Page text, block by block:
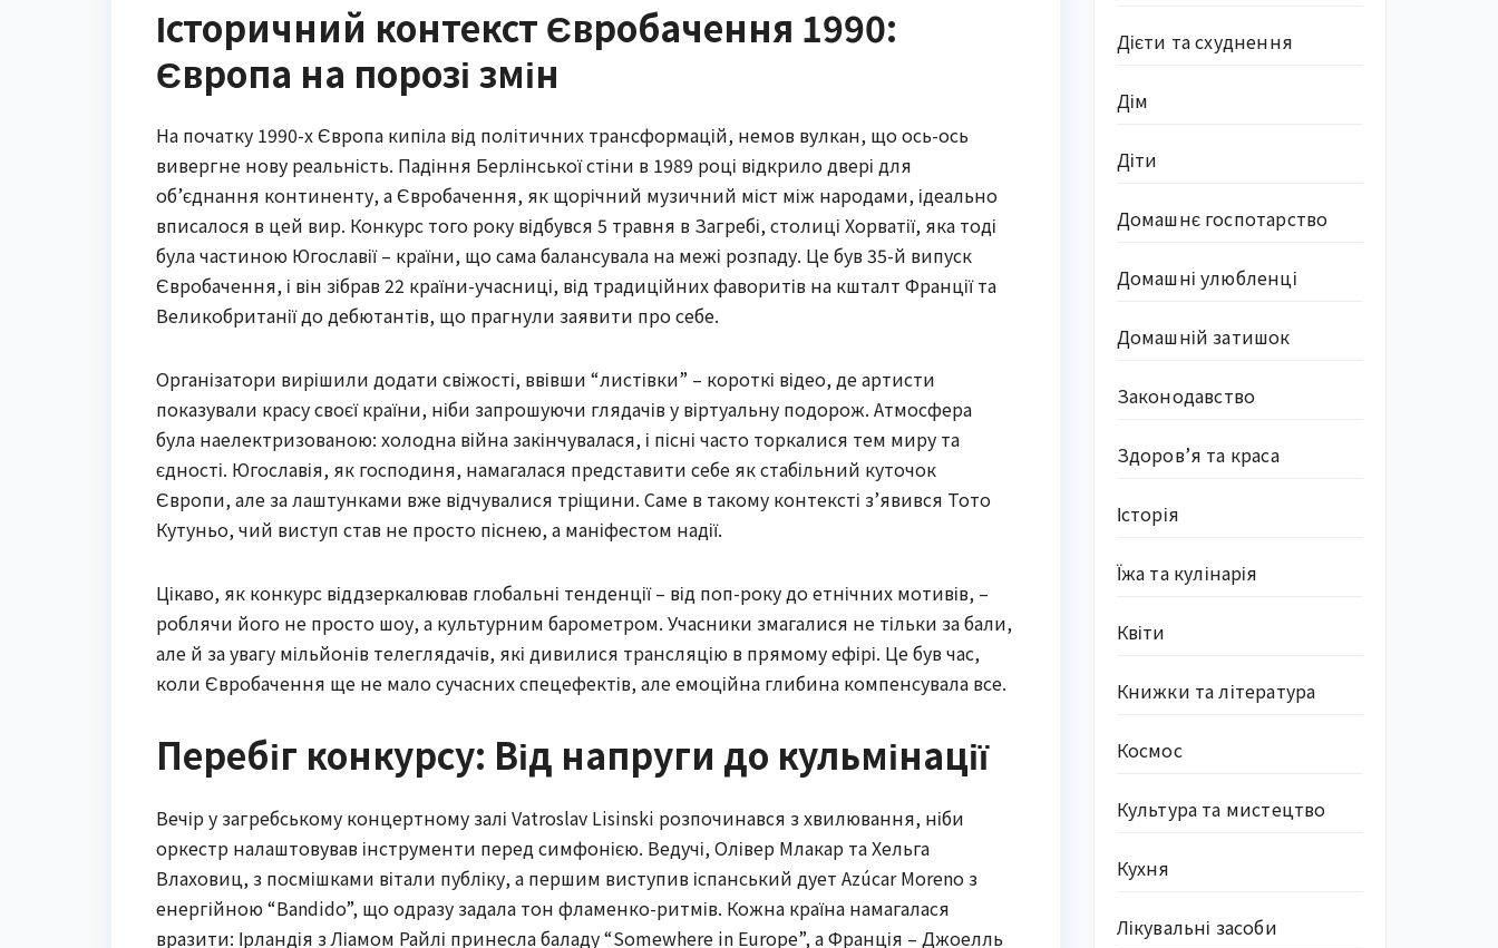
Історичний контекст Євробачення 1990:
Європа на порозі змін
На початку 1990-х Європа кипіла від політичних трансформацій, немов вулкан, що ось-ось
вивергне нову реальність. Падіння Берлінської стіни в 1989 році відкрило двері для
об’єднання континенту, а Євробачення, як щорічний музичний міст між народами, ідеально
вписалося в цей вир. Конкурс того року відбувся 5 травня в Загребі, столиці Хорватії, яка тоді
була частиною Югославії – країни, що сама балансувала на межі розпаду. Це був 35-й випуск
Євробачення, і він зібрав 22 країни-учасниці, від традиційних фаворитів на кшталт Франції та
Великобританії до дебютантів, що прагнули заявити про себе.
Організатори вирішили додати свіжості, ввівши “листівки” – короткі відео, де артисти
показували красу своєї країни, ніби запрошуючи глядачів у віртуальну подорож. Атмосфера
була наелектризованою: холодна війна закінчувалася, і пісні часто торкалися тем миру та
єдності. Югославія, як господиня, намагалася представити себе як стабільний куточок
Європи, але за лаштунками вже відчувалися тріщини. Саме в такому контексті з’явився Тото
Кутуньо, чий виступ став не просто піснею, а маніфестом надії.
Цікаво, як конкурс віддзеркалював глобальні тенденції – від поп-року до етнічних мотивів, –
роблячи його не просто шоу, а культурним барометром. Учасники змагалися не тільки за бали,
але й за увагу мільйонів телеглядачів, які дивилися трансляцію в прямому ефірі. Це був час,
коли Євробачення ще не мало сучасних спецефектів, але емоційна глибина компенсувала все.
Перебіг конкурсу: Від напруги до кульмінації
Вечір у загребському концертному залі Vatroslav Lisinski розпочинався з хвилювання, ніби
оркестр налаштовував інструменти перед симфонією. Ведучі, Олівер Млакар та Хельга
Влаховиц, з посмішками вітали публіку, а першим виступив іспанський дует Azúcar Moreno з
енергійною “Bandido”, що одразу задала тон фламенко-ритмів. Кожна країна намагалася
вразити: Ірландія з Ліамом Райлі принесла баладу “Somewhere in Europe”, а Франція – Джоелль
Дієти та схуднення
Дім
Діти
Домашнє госпотарство
Домашні улюбленці
Домашній затишок
Законодавство
Здоров’я та краса
Історія
Їжа та кулінарія
Квіти
Книжки та література
Космос
Культура та мистецтво
Кухня
Лікувальні засоби